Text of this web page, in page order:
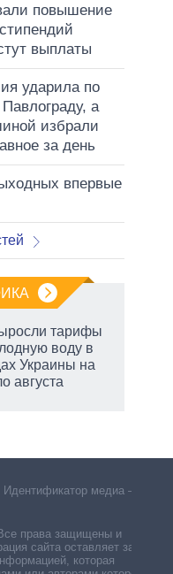
повышение
выплаты
ударила по
а
избрали
за день
впервые
тарифы
воду в
Украины на
августа
медиа –
права защищены и
сайта оставляет за
которая